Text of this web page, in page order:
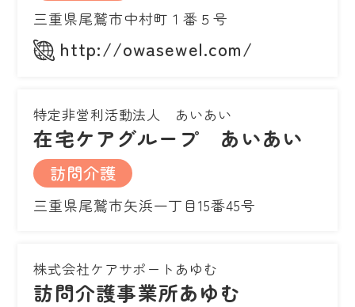
三重県尾鷲市中村町１番５号
http://owasewel.com/
特定非営利活動法人 あいあい
在宅ケアグループ あいあい
訪問介護
三重県尾鷲市矢浜一丁目15番45号
株式会社ケアサポートあゆむ
訪問介護事業所あゆむ